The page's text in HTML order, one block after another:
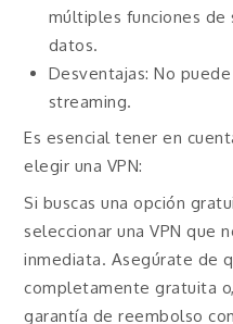
múltiples funciones
datos.
Desventajas: No
streaming.
Es esencial tener en
elegir una VPN:
Si buscas una opción
seleccionar una VPN que
inmediata. Asegúrate de
completamente gratuita
garantía de reembolso